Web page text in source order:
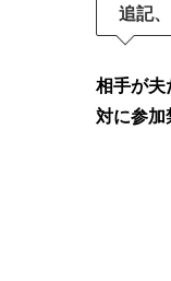
追記、
相手が夫
対に参加